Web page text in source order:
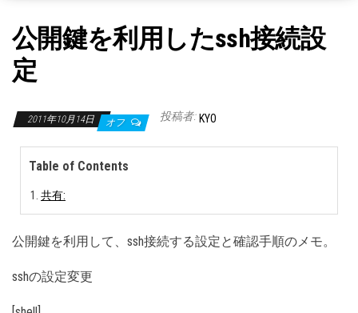
公開鍵を利用したssh接続設
定
2011年10月14日 オフ 投稿者: KYO
Table of Contents
共有:
公開鍵を利用して、ssh接続する設定と確認手順のメモ。
sshの設定変更